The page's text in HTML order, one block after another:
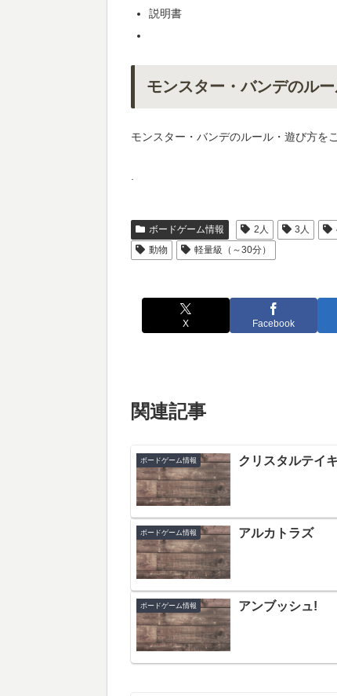
説明書
モンスター・バンデのルー
モンスター・バンデのルール・遊び方を
.
ボードゲーム情報 2人 3人
動物
軽量級（～30分）
X Facebook
関連記事
ボードゲーム情報 クリスタルテイ
ボードゲーム情報 アルカトラズ
ボードゲーム情報 アンブッシュ!